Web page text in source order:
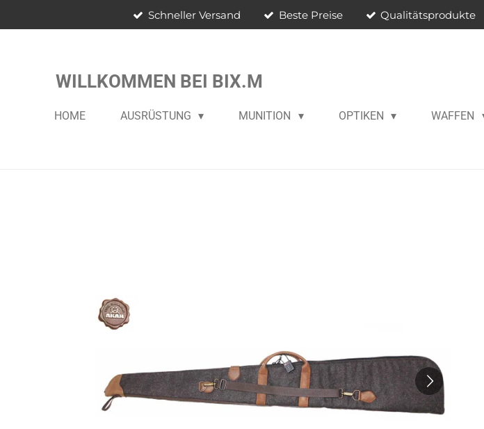
Schneller Versand Beste Preise Qualitätsprodukte
WILLKOMMEN BEI BIX.M
HOME AUSRÜSTUNG MUNITION OPTIKEN WAFFEN